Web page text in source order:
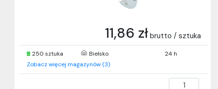
11,86 zł brutto / sztuka
250 sztuka Bielsko
24 h
Zobacz więcej magazynów (3)